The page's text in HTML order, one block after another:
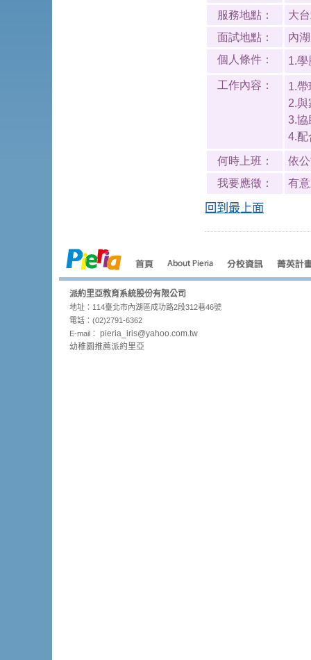
服務地點：
大
面試地點：
內
個人條件：
1.
工作內容：
1.
2.
3.協
4.配
何時上班：
依
我要應徵：
有
回到最上面
派約里亞教育系統股份有限公司
地址：114臺北市內湖區成功路2段312巷46號
電話：(02)2791-6362
E-mail： pieria_ iris@yahoo.com.tw
幼稚園推薦派約里亞